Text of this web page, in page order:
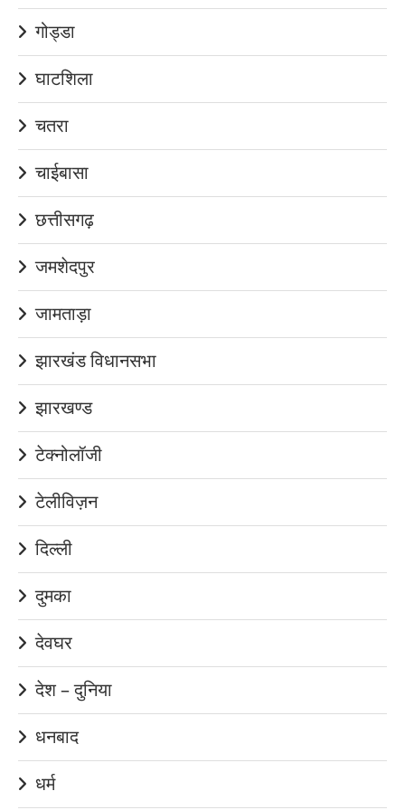
गोड्डा
घाटशिला
चतरा
चाईबासा
छत्तीसगढ़
जमशेदपुर
जामताड़ा
झारखंड विधानसभा
झारखण्ड
टेक्नोलॉजी
टेलीविज़न
दिल्ली
दुमका
देवघर
देश – दुनिया
धनबाद
धर्म